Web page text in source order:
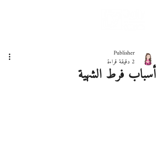
أسباب فرط الشهية
Publisher
2 دقيقة قراءة